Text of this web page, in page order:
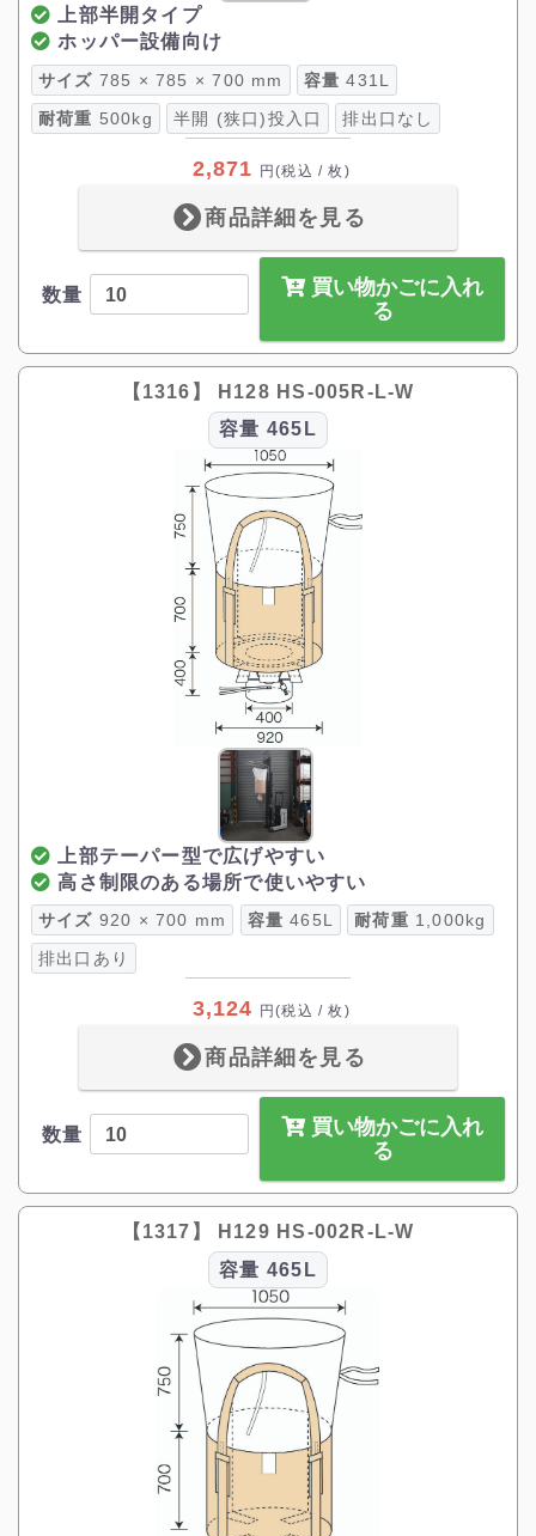
上部半開タイプ
ホッパー設備向け
サイズ 785 × 785 × 700 mm 容量 431L
耐荷重 500kg 半開 (狭口)投入口 排出口なし
2,871 円(税込 / 枚)
商品詳細を見る
数量
買い物かごに入れ
る
【1316】 H128 HS-005R-L-W
容量 465L
上部テーパー型で広げやすい
高さ制限のある場所で使いやすい
サイズ 920 × 700 mm 容量 465L 耐荷重 1,000kg
排出口あり
3,124 円(税込 / 枚)
商品詳細を見る
数量
買い物かごに入れ
る
【1317】 H129 HS-002R-L-W
容量 465L